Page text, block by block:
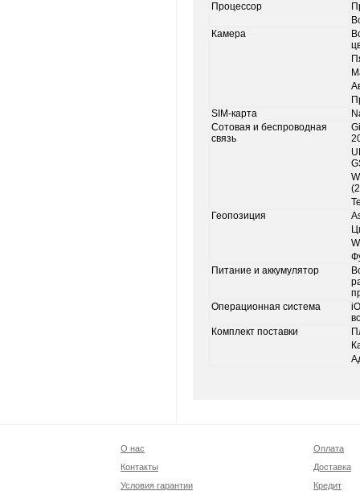
Процессор
Камера
SIM‑карта
Сотовая и беспроводная
связь
Геопозиция
Питание и аккумулятор
Операционная система
Комплект поставки
О нас
Контакты
Условия гарантии
Оплата
Доставка
Кредит